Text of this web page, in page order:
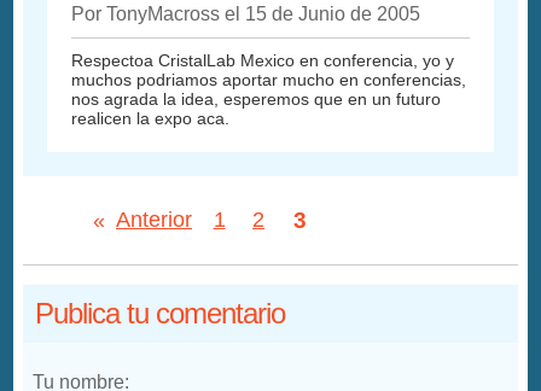
Por TonyMacross el 15 de Junio de 2005
Respectoa CristalLab Mexico en conferencia, yo y
muchos podriamos aportar mucho en conferencias,
nos agrada la idea, esperemos que en un futuro
realicen la expo aca.
« Anterior 1 2 3
Publica tu comentario
Tu nombre: